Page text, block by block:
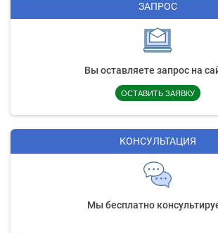
ЗАПРОС
Вы оставляете запрос на
ОСТАВИТЬ ЗАЯВКУ
КОНСУЛЬТАЦИЯ
Мы бесплатно